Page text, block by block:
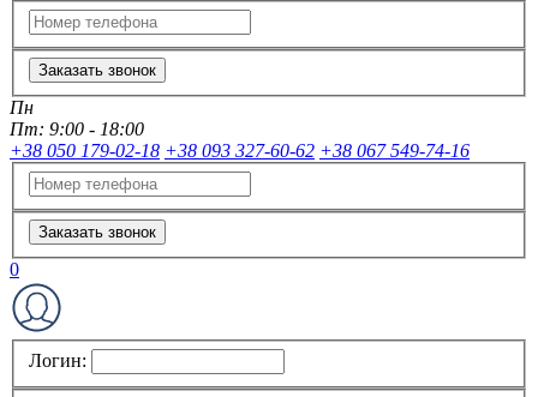
Заказать звонок
Пн
Пт: 9:00 - 18:00
+38 050 179-02-18 +38 093 327-60-62 +38 067 549-74-16
Заказать звонок
0
Логин: